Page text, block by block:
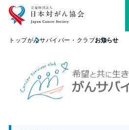
トップがんサバイバー・クラブお知らせ